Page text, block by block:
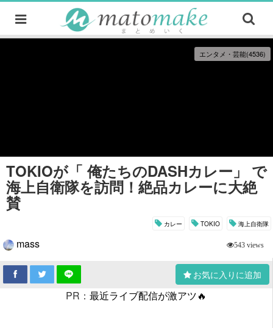
エンタメ・芸能(4536)
TOKIOが「 俺たちのDASHカレー」 で
海上自衛隊を訪問！絶品カレーに大絶
賛
カレー TOKIO 海上自衛隊
mass 543 views
お気に入りに追加
PR： 最近ライブ配信が激アツ🔥